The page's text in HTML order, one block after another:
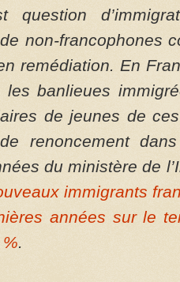
question
non-francophones
remédiation. En
banlieues
de jeunes de
renoncement
du ministère de
immigrants
années sur le
.